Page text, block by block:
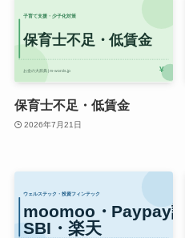
保育士不足・低賃金
2026年7月21日